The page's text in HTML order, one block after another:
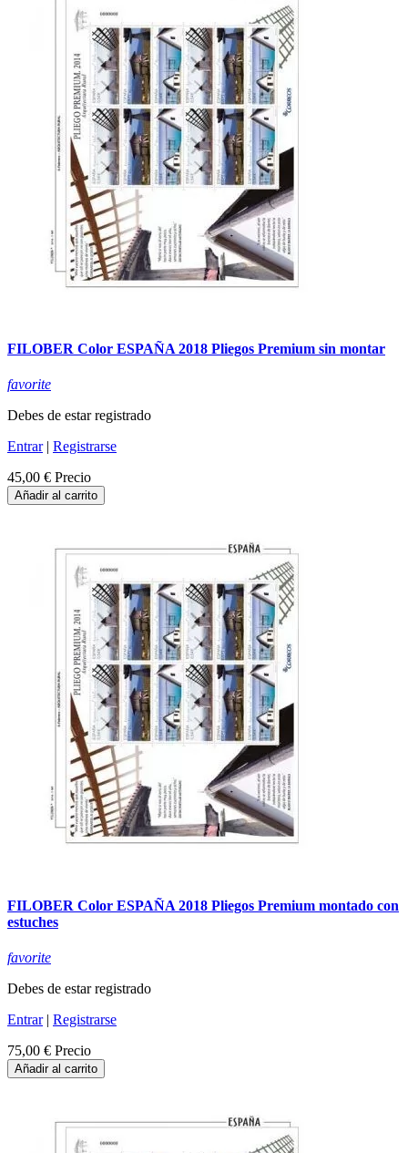
FILOBER Color ESPAÑA 2018 Pliegos Premium sin montar
favorite
Debes de estar registrado
Entrar| Registrarse
45,00 € Precio
Añadir al carrito
FILOBER Color ESPAÑA 2018 Pliegos Premium montado con
estuches
favorite
Debes de estar registrado
Entrar| Registrarse
75,00 € Precio
Añadir al carrito